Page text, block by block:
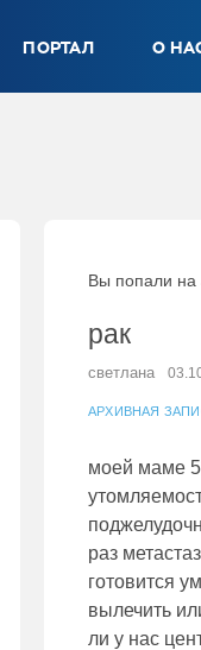
ПОРТАЛ О
Вы попали на
рак
светлана
АРХИВНАЯ
моей маме
раз
готовится
вылечить
ли у нас